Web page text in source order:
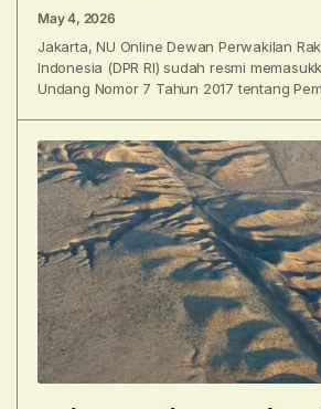
May 4, 2026
Jakarta, NU Online Dewan Perwakilan
Indonesia (DPR RI) sudah resmi
Undang Nomor 7 Tahun 2017 tentang